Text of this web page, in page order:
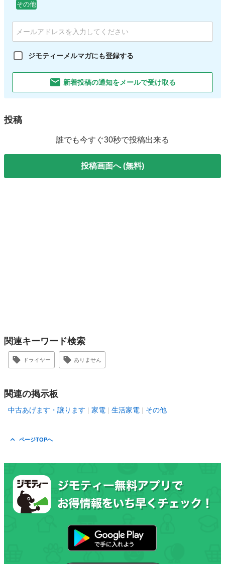
その他
ジモティーメルマガにも登録する
新着投稿の通知をメールで受け取る
投稿
誰でも今すぐ30秒で投稿出来る
投稿画面へ (無料)
関連キーワード検索
ドライヤー ありません
関連の掲示板
中古あげます・譲ります 家電 生活家電 その他
ページTOPへ